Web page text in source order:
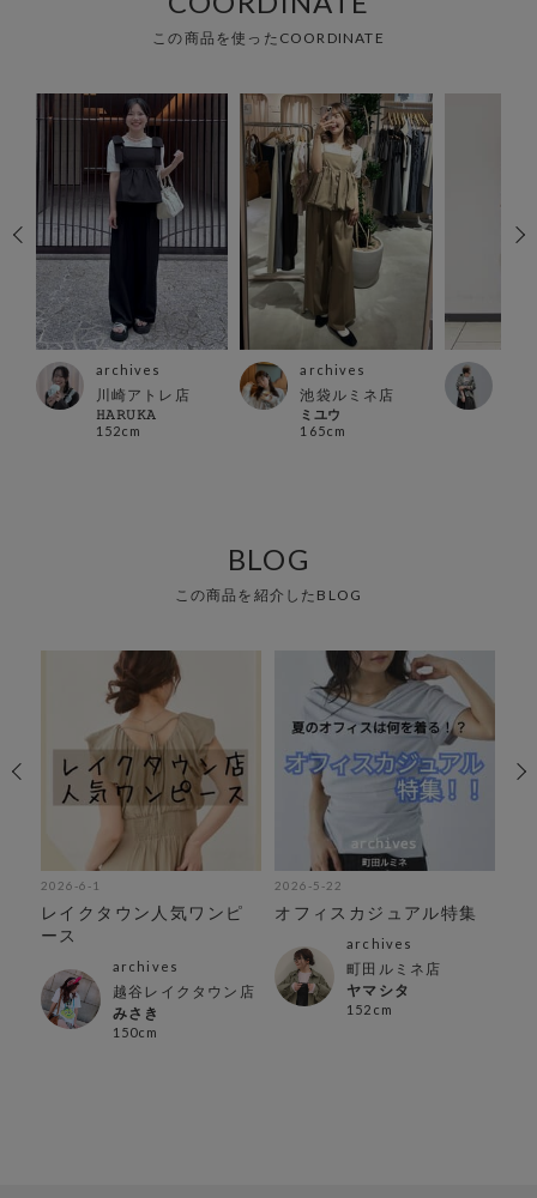
この商品を使ったCOORDINATE
archives
川崎アトレ店
𝙷𝙰𝚁𝚄𝙺𝙰
152cm
archives
池袋ルミネ店
ミユウ
165cm
BLOG
この商品を紹介したBLOG
2026-6-1
レイクタウン人気ワンピ
ース
archives
越谷レイクタウン店
みさき
150cm
2026-5-22
オフィスカジュアル特集
archives
町田ルミネ店
ヤマシタ
152cm